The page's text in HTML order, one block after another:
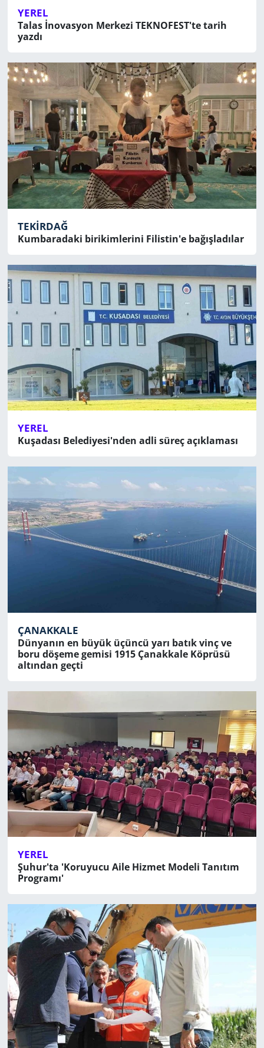
YEREL
Talas İnovasyon Merkezi TEKNOFEST'te tarih
yazdı
TEKIRDAĞ
Kumbaradaki birikimlerini Filistin'e bağışladılar
YEREL
Kuşadası Belediyesi'nden adli süreç açıklaması
ÇANAKKALE
Dünyanın en büyük üçüncü yarı batık vinç ve
boru döşeme gemisi 1915 Çanakkale Köprüsü
altından geçti
YEREL
Şuhur'ta 'Koruyucu Aile Hizmet Modeli Tanıtım
Programı'